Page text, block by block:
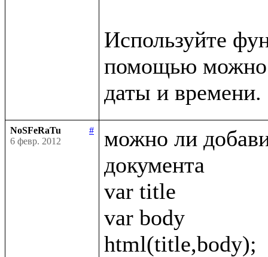
Используйте
помощью можно
NoSFeRaTu
#
6 февр. 2012
можно ли
документа
var title
var body
html(title,body);